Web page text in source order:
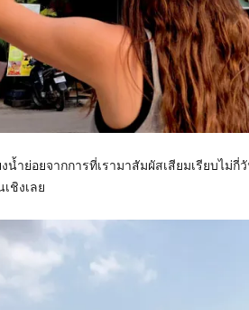
งน้ำย่อยจากการที่เรามาสัมผัสเสียมเรียบไม่
ชิงเลย